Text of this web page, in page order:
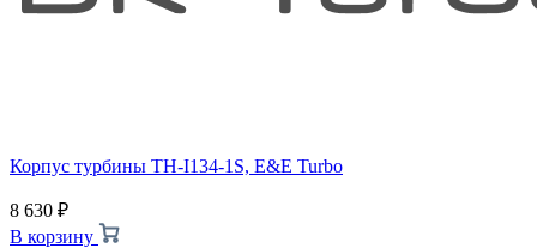
Корпус турбины TH-I134-1S, E&E Turbo
8 630 ₽
В корзину